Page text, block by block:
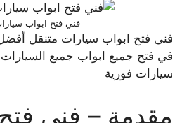
فني فتح ابواب
فني فتح ابواب سيارات متنقل
في فتح جميع ابواب جميع السيارات
سيارات فورية
مقدمة – فني